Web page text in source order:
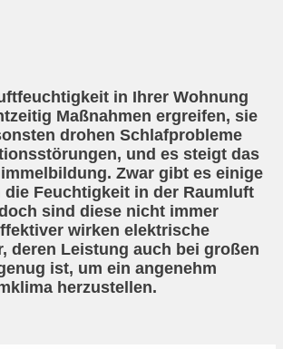
in Ihrer Wohnung
Maßnahmen ergreifen, sie
drohen Schlafprobleme
und es steigt das
Zwar gibt es einige
die Feuchtigkeit in der Raumluft
sind diese nicht immer
wirken elektrische
deren Leistung auch bei großen
ist, um ein angenehm
herzustellen.